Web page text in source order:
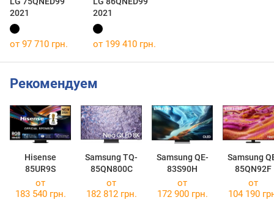
2021
2021
от 97 710 грн. от 199 410 грн.
Рекомендуем
Hisense
85UR9S
Samsung TQ-
85QN800C
Samsung QE-
83S90H
Samsung
85QN92F
от
183 540 грн.
от
182 812 грн.
от
172 900 грн.
от
104 190